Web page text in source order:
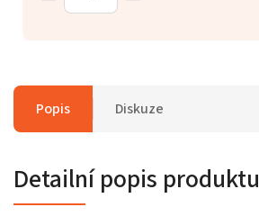
Popis Diskuze
Detailní popis produktu